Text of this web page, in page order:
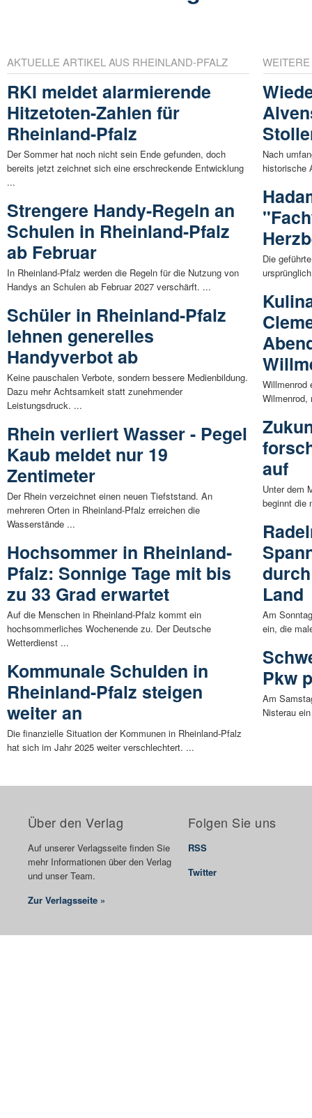
AKTUELLE ARTIKEL AUS RHEINLAND-PFALZ
RKI meldet alarmierende
Hitzetoten-Zahlen für
Rheinland-Pfalz
Der Sommer hat noch nicht sein Ende gefunden, doch
bereits jetzt zeichnet sich eine erschreckende Entwicklung
...
Strengere Handy-Regeln an
Schulen in Rheinland-Pfalz
ab Februar
In Rheinland-Pfalz werden die Regeln für die Nutzung von
Handys an Schulen ab Februar 2027 verschärft. ...
Schüler in Rheinland-Pfalz
lehnen generelles
Handyverbot ab
Keine pauschalen Verbote, sondern bessere Medienbildung.
Dazu mehr Achtsamkeit statt zunehmender
Leistungsdruck. ...
Rhein verliert Wasser - Pegel
Kaub meldet nur 19
Zentimeter
Der Rhein verzeichnet einen neuen Tiefststand. An
mehreren Orten in Rheinland-Pfalz erreichen die
Wasserstände ...
Hochsommer in Rheinland-
Pfalz: Sonnige Tage mit bis
zu 33 Grad erwartet
Auf die Menschen in Rheinland-Pfalz kommt ein
hochsommerliches Wochenende zu. Der Deutsche
Wetterdienst ...
Kommunale Schulden in
Rheinland-Pfalz steigen
weiter an
Die finanzielle Situation der Kommunen in Rheinland-Pfalz
hat sich im Jahr 2025 weiter verschlechtert. ...
Nach
historische
Die
Willmenrod
Wilmenrod,
auf
Unter dem
beginnt die
Land
Am
ein, die
Pkw
Am
Nisterau
Über den Verlag
Auf unserer Verlagsseite finden Sie
mehr Informationen über den Verlag
und unser Team.
Zur Verlagsseite »
Folgen Sie uns
RSS
Twitter